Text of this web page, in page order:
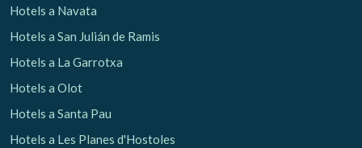
Hotels a Navata
Hotels a San Julián de Ramis
Hotels a La Garrotxa
Hotels a Olot
Hotels a Santa Pau
Hotels a Les Planes d'Hostoles